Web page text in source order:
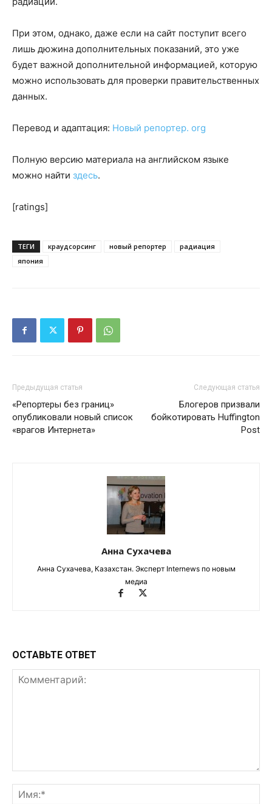
При этом, однако, даже если на сайт поступит всего
лишь дюжина дополнительных показаний, это уже
будет важной дополнительной информацией, которую
можно использовать для проверки правительственных
данных.
Перевод и адаптация: Новый репортер. org
Полную версию материала на английском языке
можно найти здесь.
[ratings]
ТЕГИ краудсорсинг новый репортер
радиация
япония
Предыдущая статья
«Репортеры без границ»
опубликовали новый список
«врагов Интернета»
Следующая статья
Блогеров призвали
бойкотировать Huffington
Post
Анна Сухачева
Анна Сухачева, Казахстан. Эксперт Internews по новым
медиа
ОСТАВЬТЕ ОТВЕТ